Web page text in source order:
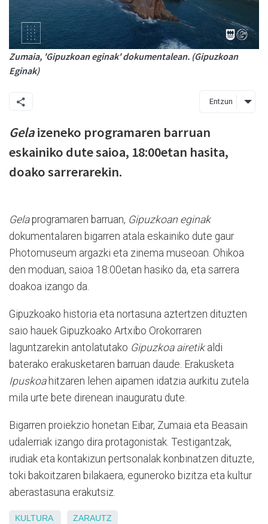
Zumaia, 'Gipuzkoan eginak' dokumentalean. (Gipuzkoan
Eginak)
Entzun
Gelaizeneko programaren barruan
eskainiko dute saioa, 18:00etan hasita,
doako sarrerarekin.
Gelaprogramaren barruan, Gipuzkoan eginak
dokumentalaren bigarren atala eskainiko dute gaur
Photomuseum argazki eta zinema museoan. Ohikoa
den moduan, saioa 18:00etan hasiko da, eta sarrera
doakoa izango da.
Gipuzkoako historia eta nortasuna aztertzen dituzten
saio hauek Gipuzkoako Artxibo Orokorraren
laguntzarekin antolatutako Gipuzkoa airetikaldi
baterako erakusketaren barruan daude. Erakusketa
Ipuskoahitzaren lehen aipamen idatzia aurkitu zutela
mila urte bete direnean inauguratu dute.
Bigarren proiekzio honetan Eibar, Zumaia eta Beasain
udalerriak izango dira protagonistak. Testigantzak,
irudiak eta kontakizun pertsonalak konbinatzen dituzte,
toki bakoitzaren bilakaera, eguneroko bizitza eta kultur
aberastasuna erakutsiz.
KULTURA ZARAUTZ